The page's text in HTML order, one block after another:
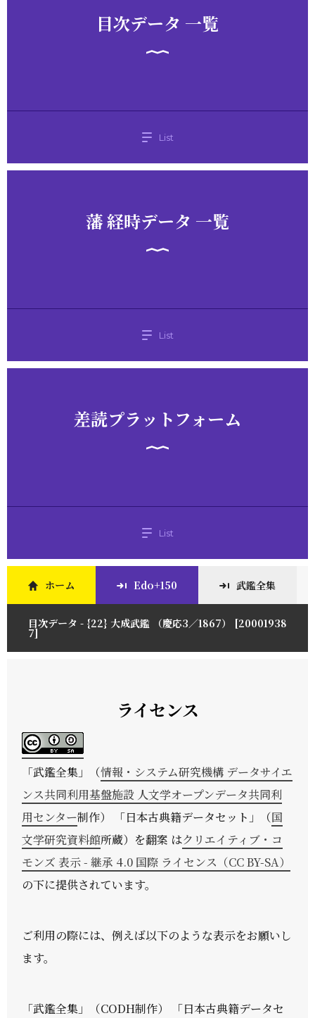
目次データ 一覧
List
藩 経時データ 一覧
List
差読プラットフォーム
List
ホーム Edo+150 武鑑全集
目次データ - {22} 大成武鑑 （慶応3／1867） [20001938
7]
ライセンス
「武鑑全集 」（情報・システム研究機構 データサイエ
ンス共同利用基盤施設 人文学オープンデータ共同利
用センター制作） 「日本古典籍データセット」（国
文学研究資料館所蔵）を翻案 はクリエイティブ・コ
モンズ 表示 - 継承 4.0 国際 ライセンス（CC BY-SA）
の下に提供されています。
ご利用の際には、例えば以下のような表示をお願いし
ます。
「武鑑全集」（CODH制作） 「日本古典籍データセ